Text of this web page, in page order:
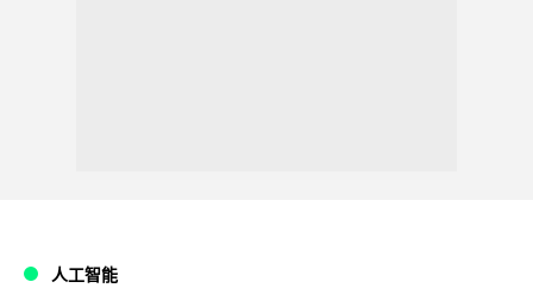
人工智能